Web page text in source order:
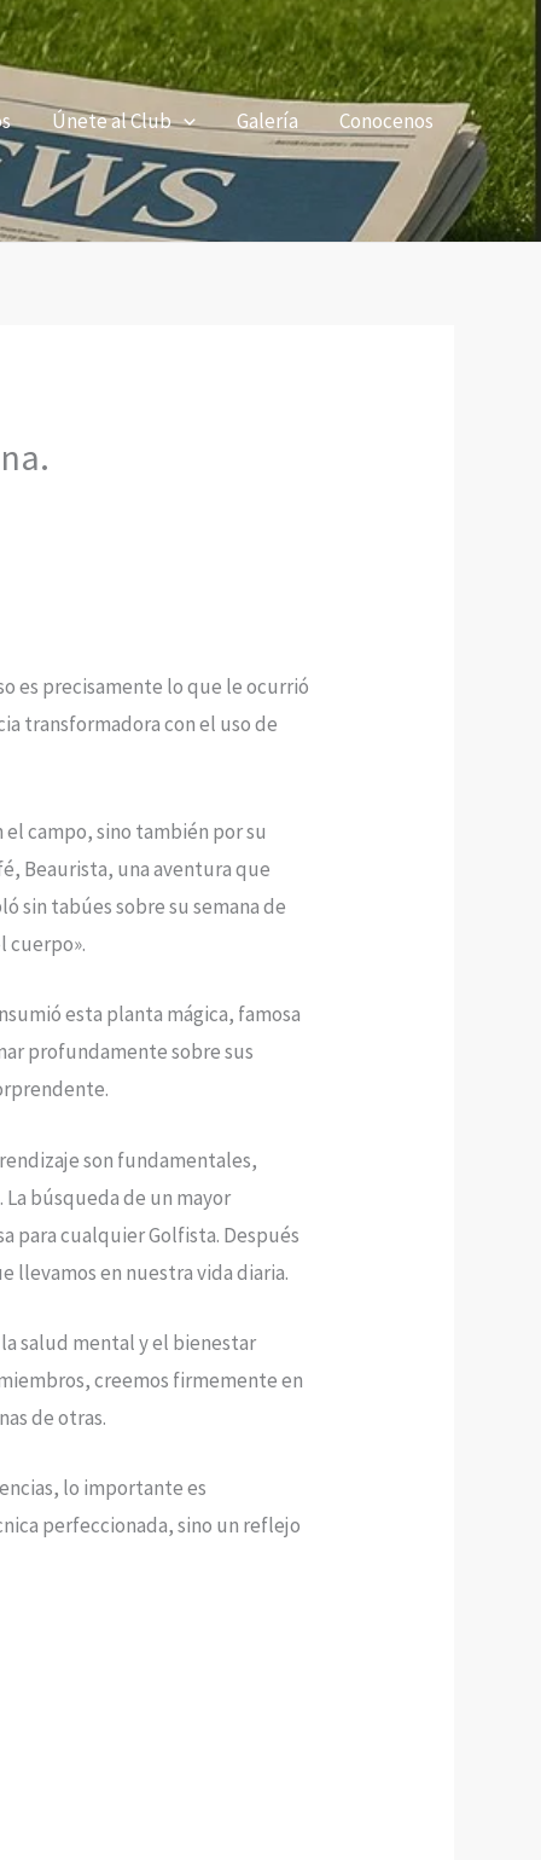
Únete al Club Galería Conocenos
es precisamente lo que le ocurrió
transformadora con el uso de
campo, sino también por su
Beaurista, una aventura que
sin tabúes sobre su semana de
cuerpo».
esta planta mágica, famosa
profundamente sobre sus
son fundamentales,
búsqueda de un mayor
para cualquier Golfista. Después
llevamos en nuestra vida diaria.
salud mental y el bienestar
creemos firmemente en
de otras.
lo importante es
perfeccionada, sino un reflejo